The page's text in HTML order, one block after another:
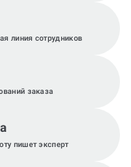
линия сотрудников
заказа
пишет эксперт